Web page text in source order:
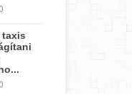
taxis